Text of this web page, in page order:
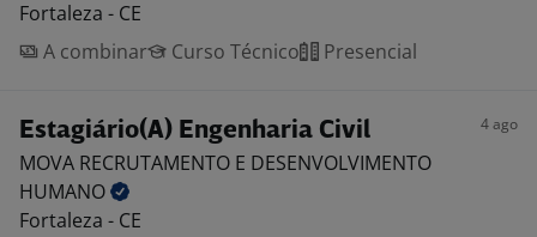
Fortaleza - CE
A combinar
Curso Técnico Presencial
Estagiário(A) Engenharia Civil 4 ago
MOVA RECRUTAMENTO E DESENVOLVIMENTO
HUMANO
Fortaleza - CE